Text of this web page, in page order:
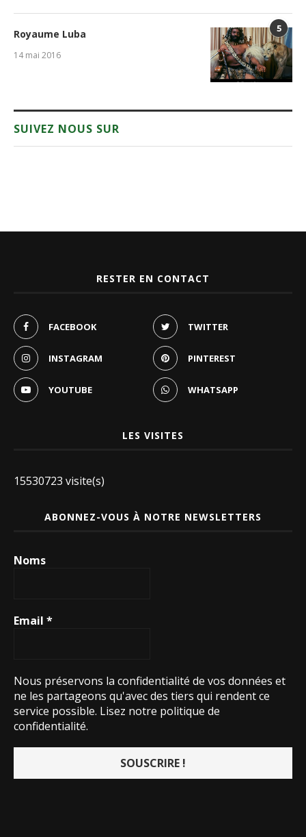
5
Royaume Luba
14 mai 2016
SUIVEZ NOUS SUR
RESTER EN CONTACT
FACEBOOK TWITTER
INSTAGRAM PINTEREST
YOUTUBE WHATSAPP
LES VISITES
15530723 visite(s)
ABONNEZ-VOUS À NOTRE NEWSLETTERS
Noms
Email *
Nous préservons la confidentialité de vos données et
ne les partageons qu'avec des tiers qui rendent ce
service possible. Lisez notre politique de
confidentialité.